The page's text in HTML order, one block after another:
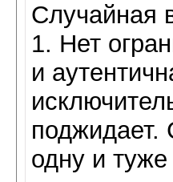
Случайная
1. Нет
и
поджидает.
одну и туже